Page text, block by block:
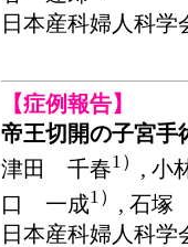
日本産科婦人科学
【症例報告】
帝王切開の子宮手
津田 千春1） , 小
口 一成1） , 石
日本産科婦人科学